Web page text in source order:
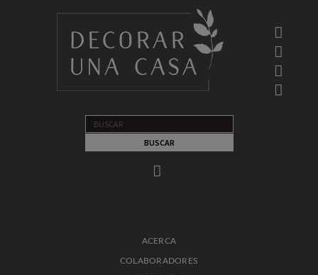
ACERCA
COLABORADORES